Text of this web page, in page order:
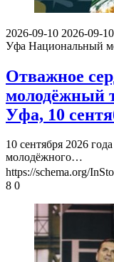
2026-09-10 2026-09-10
Уфа Национальный
Отважное
молодёжный
Уфа, 10
10 сентября 2026
молодёжного…
https://schema.org/
8 0